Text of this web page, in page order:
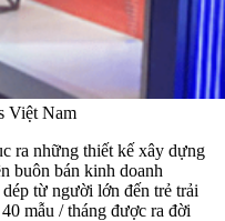
Việt Nam
ra những thiết kế xây dựng
buôn bán kinh doanh
từ người lớn đến trẻ trải
mẫu / tháng được ra đời